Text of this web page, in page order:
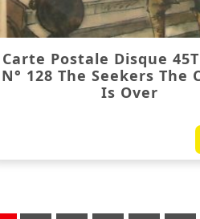
Carte Postale Disque
N° 128 The Seekers The
Is Over